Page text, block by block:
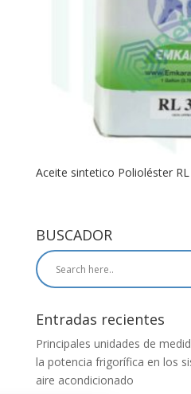
Aceite sintetico Polioléster RL
BUSCADOR
Entradas recientes
Principales unidades de
la potencia frigorífica en los
aire acondicionado